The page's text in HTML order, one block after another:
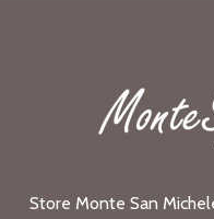
Store Monte San